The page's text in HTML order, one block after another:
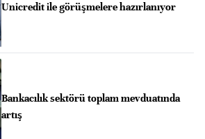
Unicredit ile görüşmelere hazırlanıyor
Bankacılık sektörü toplam mevduatında
artış